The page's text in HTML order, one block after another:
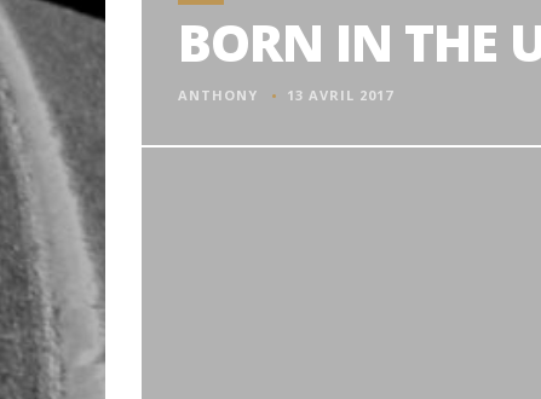
BORN IN THE
ANTHONY 13 AVRIL 2017